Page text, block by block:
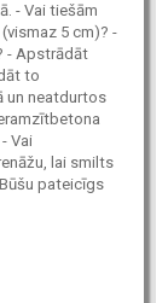
- Vai tiešām
5 cm)? -
- Apstrādāt
to
un neatdurtos
Vai
lai smilts
pateicīgs